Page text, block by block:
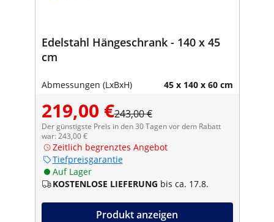
Edelstahl Hängeschrank - 140 x 45
cm
Abmessungen (LxBxH) 45 x 140 x 60 cm
219,00 €243,00 €
Der günstigste Preis in den 30 Tagen vor dem Rabatt
war: 243,00 €
Zeitlich begrenztes Angebot
Tiefpreisgarantie
Auf Lager
KOSTENLOSE LIEFERUNG bis ca. 17.8.
Produkt anzeigen